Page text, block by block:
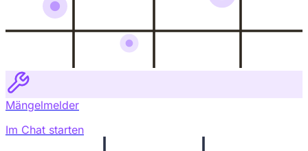
Mängelmelder
Im Chat starten